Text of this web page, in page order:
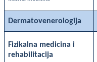
Dermatovenerologija
Fizikalna medicina i
rehabilitacija